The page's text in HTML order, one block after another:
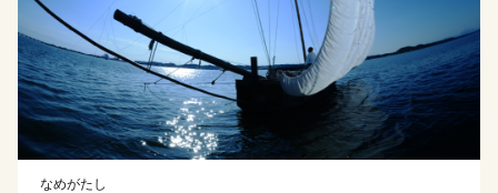
なめがたし